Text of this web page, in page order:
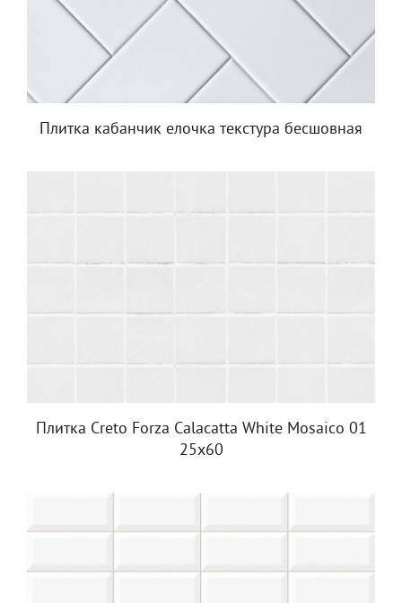
Плитка кабанчик елочка текстура бесшовная
Плитка Creto Forza Calacatta White Mosaico 01
25х60